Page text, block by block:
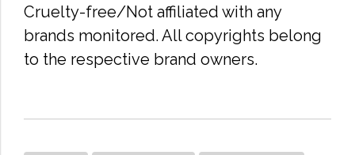
Cruelty-free/Not affiliated with any
brands monitored. All copyrights belong
to the respective brand owners.